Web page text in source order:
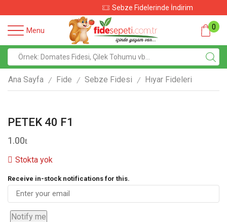
Sebze Fidelerinde İndirim
Menu 0
Ana Sayfa / Fide / Sebze Fidesi / Hıyar Fideleri
PETEK 40 F1
1.00
Stokta yok
Receive in-stock notifications for this.
Notify me